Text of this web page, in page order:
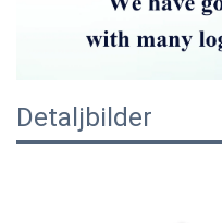
Detaljbilder